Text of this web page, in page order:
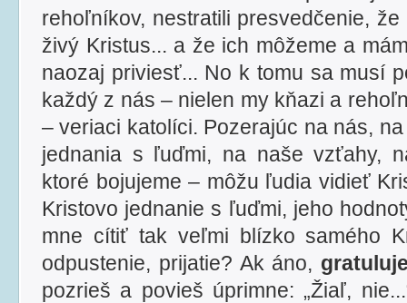
rehoľníkov, nestratili presvedčenie,
živý Kristus... a že ich môžeme a
naozaj priviesť... No k tomu sa musí
každý z nás – nielen my kňazi a
– veriaci katolíci. Pozerajúc na nás,
jednania s ľuďmi, na naše vzťahy,
ktoré bojujeme – môžu ľudia vidieť
Kristovo jednanie s ľuďmi, jeho
mne cítiť tak veľmi blízko samého
odpustenie, prijatie? Ak áno,
pozrieš a povieš úprimne: „Žiaľ,